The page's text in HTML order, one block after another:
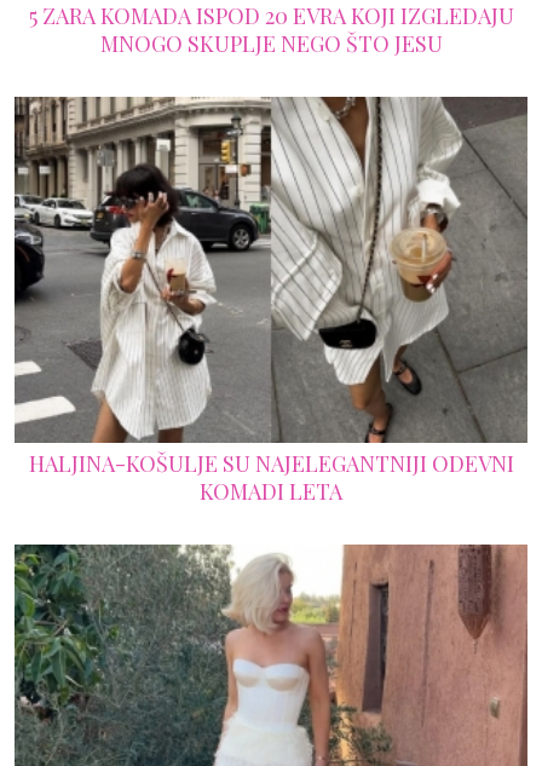
5 ZARA KOMADA ISPOD 20 EVRA KOJI IZGLEDAJU
MNOGO SKUPLJE NEGO ŠTO JESU
HALJINA-KOŠULJE SU NAJELEGANTNIJI ODEVNI
KOMADI LETA